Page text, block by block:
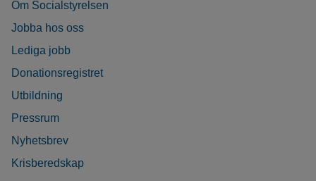
Om Socialstyrelsen
Jobba hos oss
Lediga jobb
Donationsregistret
Utbildning
Pressrum
Nyhetsbrev
Krisberedskap